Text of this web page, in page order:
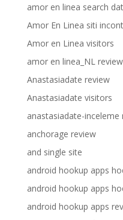
amor en linea search
Amor En Linea siti
Amor en Linea visitors
amor en linea_NL review
Anastasiadate review
Anastasiadate visitors
anastasiadate-inceleme
anchorage review
and single site
android hookup apps
android hookup apps
android hookup apps